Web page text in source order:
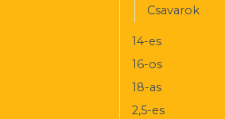
Csavarok
14-es
16-os
18-as
2,5-es